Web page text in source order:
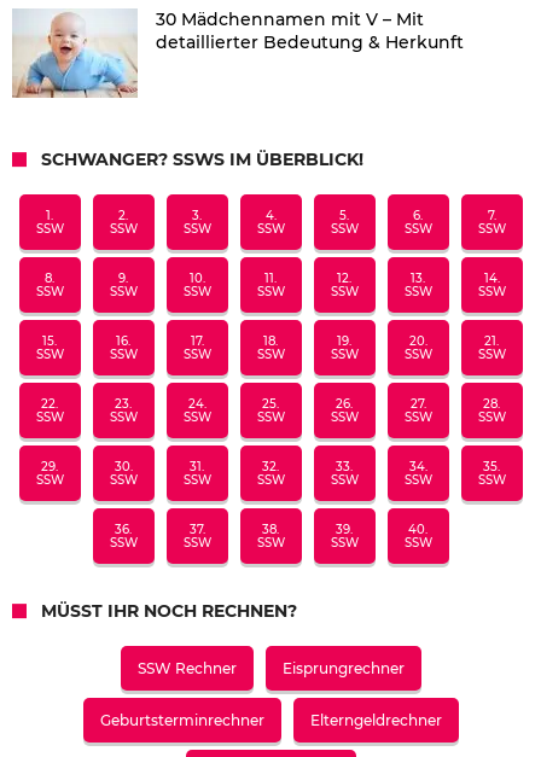
30 Mädchennamen mit V – Mit
detaillierter Bedeutung & Herkunft
SCHWANGER? SSWS IM ÜBERBLICK!
1.
SSW
2.
SSW
3.
SSW
4.
SSW
5.
SSW
6.
SSW
7.
SSW
8.
SSW
9.
SSW
10.
SSW
11.
SSW
12.
SSW
13.
SSW
14.
SSW
15.
SSW
16.
SSW
17.
SSW
18.
SSW
19.
SSW
20.
SSW
21.
SSW
22.
SSW
23.
SSW
24.
SSW
25.
SSW
26.
SSW
27.
SSW
28.
SSW
29.
SSW
30.
SSW
31.
SSW
32.
SSW
33.
SSW
34.
SSW
35.
SSW
36.
SSW
37.
SSW
38.
SSW
39.
SSW
40.
SSW
MÜSST IHR NOCH RECHNEN?
SSW Rechner Eisprungrechner
Geburtsterminrechner Elterngeldrechner